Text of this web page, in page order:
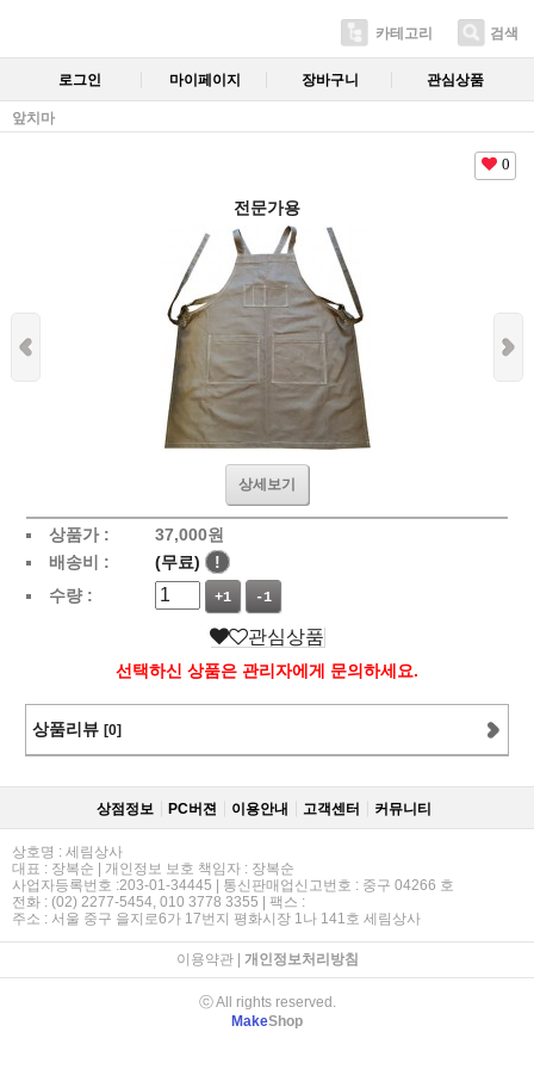
카테고리 검색
로그인 마이페이지 장바구니 관심상품
앞치마
0
전문가용
상세보기
상품가 : 37,000원
배송비 :
(무료)
!
수량 :
+1 -1
관심상품
선택하신 상품은 관리자에게 문의하세요.
상품리뷰 [0]
상점정보 PC버젼 이용안내 고객센터 커뮤니티
상호명 : 세림상사
대표 : 장복순 | 개인정보 보호 책임자 : 장복순
사업자등록번호 :203-01-34445 | 통신판매업신고번호 : 중구 04266 호
전화 : (02) 2277-5454, 010 3778 3355 | 팩스 :
주소 : 서울 중구 을지로6가 17번지 평화시장 1나 141호 세림상사
이용약관| 개인정보처리방침
ⓒ All rights reserved.
MakeShop